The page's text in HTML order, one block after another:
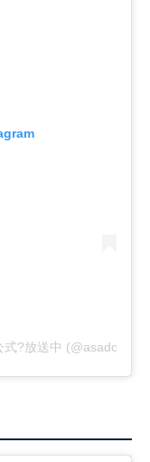
?放送中